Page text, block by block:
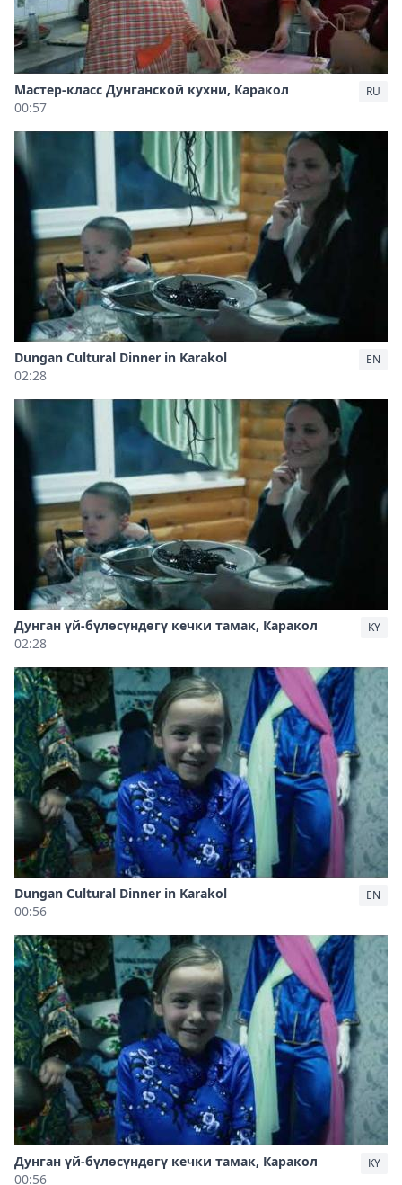
Мастер-класс Дунганской кухни, Каракол
00:57
RU
Dungan Cultural Dinner in Karakol
02:28
EN
Дунган үй-бүлөсүндөгү кечки тамак, Каракол
02:28
KY
Dungan Cultural Dinner in Karakol
00:56
EN
Дунган үй-бүлөсүндөгү кечки тамак, Каракол
00:56
KY